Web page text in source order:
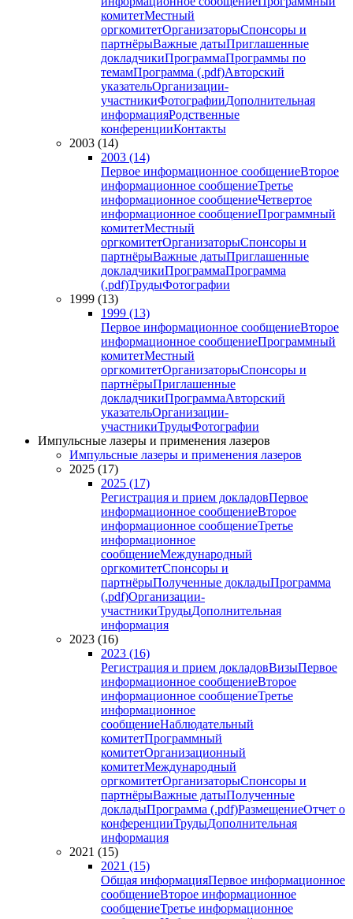
комитетМестный
оргкомитетОрганизаторыСпонсоры и
партнёрыВажные датыПриглашенные
докладчикиПрограммаПрограммы по
темамПрограмма (.pdf)Авторский
указательОрганизации-
участникиФотографииДополнительная
информацияРодственные
конференцииКонтакты
2003 (14)
2003 (14)
Первое информационное сообщениеВторое
информационное сообщениеТретье
информационное сообщениеЧетвертое
информационное сообщениеПрограммный
комитетМестный
оргкомитетОрганизаторыСпонсоры и
партнёрыВажные датыПриглашенные
докладчикиПрограммаПрограмма
(.pdf)ТрудыФотографии
1999 (13)
1999 (13)
Первое информационное сообщениеВторое
информационное сообщениеПрограммный
комитетМестный
оргкомитетОрганизаторыСпонсоры и
партнёрыПриглашенные
докладчикиПрограммаАвторский
указательОрганизации-
участникиТрудыФотографии
Импульсные лазеры и применения лазеров
Импульсные лазеры и применения лазеров
2025 (17)
2025 (17)
Регистрация и прием докладовПервое
информационное сообщениеВторое
информационное сообщениеТретье
информационное
сообщениеМеждународный
оргкомитетСпонсоры и
партнёрыПолученные докладыПрограмма
(.pdf)Организации-
участникиТрудыДополнительная
информация
2023 (16)
2023 (16)
Регистрация и прием докладовВизыПервое
информационное сообщениеВторое
информационное сообщениеТретье
информационное
сообщениеНаблюдательный
комитетПрограммный
комитетОрганизационный
комитетМеждународный
оргкомитетОрганизаторыСпонсоры и
партнёрыВажные датыПолученные
докладыПрограмма (.pdf)РазмещениеОтчет о
конференцииТрудыДополнительная
информация
2021 (15)
2021 (15)
Общая информацияПервое информационное
сообщениеВторое информационное
сообщениеТретье информационное